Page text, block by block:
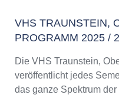
VHS TRAUNSTEIN,
PROGRAMM 2025 /
Die VHS Traunstein,
veröffentlicht jedes
das ganze Spektrum